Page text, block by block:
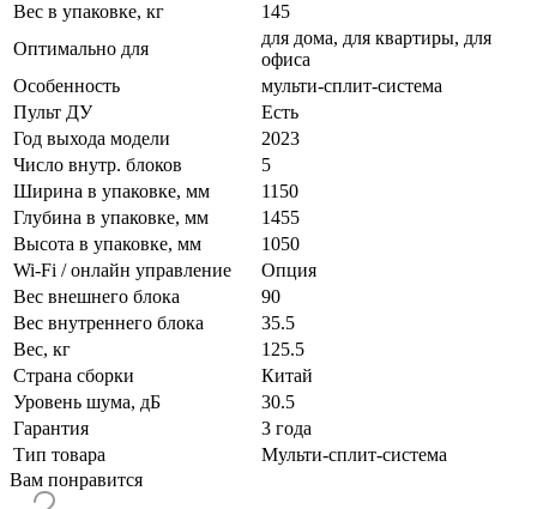
Вес в упаковке, кг
145
Оптимально для
для дома, для квартиры, для
офиса
Особенность
мульти-сплит-система
Пульт ДУ
Есть
Год выхода модели
2023
Число внутр. блоков
5
Ширина в упаковке, мм
1150
Глубина в упаковке, мм
1455
Высота в упаковке, мм
1050
Wi-Fi / онлайн управление
Опция
Вес внешнего блока
90
Вес внутреннего блока
35.5
Вес, кг
125.5
Страна сборки
Китай
Уровень шума, дБ
30.5
Гарантия
3 года
Тип товара
Мульти-сплит-система
Вам понравится